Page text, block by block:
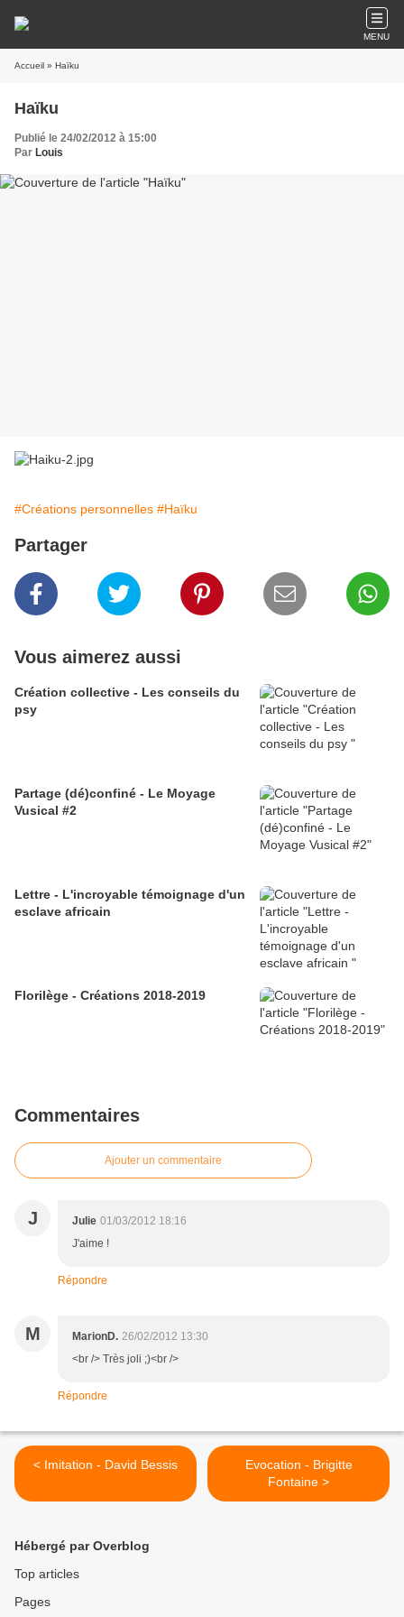
MENU
Accueil » Haïku
Haïku
Publié le 24/02/2012 à 15:00
Par Louis
#Créations personnelles #Haïku
Partager
Vous aimerez aussi
Création collective - Les conseils du
psy
Partage (dé)confiné - Le Moyage
Vusical #2
Lettre - L'incroyable témoignage d'un
esclave africain
Florilège - Créations 2018-2019
Commentaires
Ajouter un commentaire
J Julie 01/03/2012 18:16
J'aime !
Répondre
M MarionD. 26/02/2012 13:30
<br /> Très joli ;)<br />
Répondre
< Imitation - David Bessis
Evocation - Brigitte
Fontaine >
Hébergé par Overblog
Top articles
Pages